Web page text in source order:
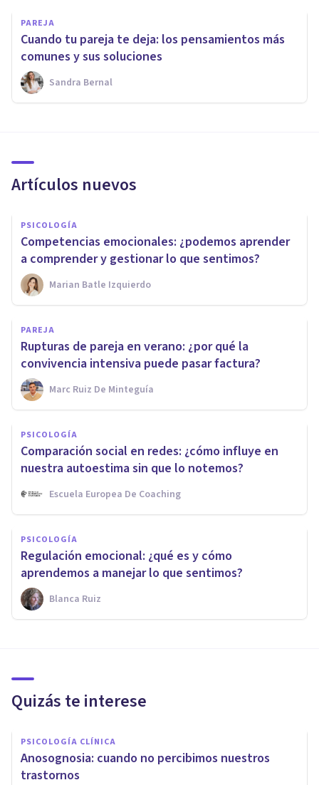
PAREJA
Cuando tu pareja te deja: los pensamientos más
comunes y sus soluciones
Sandra Bernal
Artículos nuevos
PSICOLOGÍA
Competencias emocionales: ¿podemos aprender
a comprender y gestionar lo que sentimos?
Marian Batle Izquierdo
PAREJA
Rupturas de pareja en verano: ¿por qué la
convivencia intensiva puede pasar factura?
Marc Ruiz De Minteguía
PSICOLOGÍA
Comparación social en redes: ¿cómo influye en
nuestra autoestima sin que lo notemos?
Escuela Europea De Coaching
PSICOLOGÍA
Regulación emocional: ¿qué es y cómo
aprendemos a manejar lo que sentimos?
Blanca Ruiz
Quizás te interese
PSICOLOGÍA CLÍNICA
​Anosognosia: cuando no percibimos nuestros
trastornos